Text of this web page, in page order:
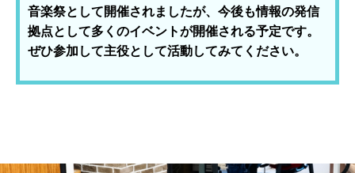
音楽祭として開催されましたが、今後も情報の発信
拠点として多くのイベントが開催される予定です。
ぜひ参加して主役として活動してみてください。